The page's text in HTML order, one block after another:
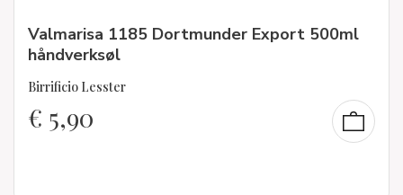
Valmarisa 1185 Dortmunder Export 500ml
håndverksøl
Birrificio Lesster
€ 5,90